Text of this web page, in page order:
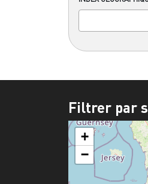
Filtrer par
+
−